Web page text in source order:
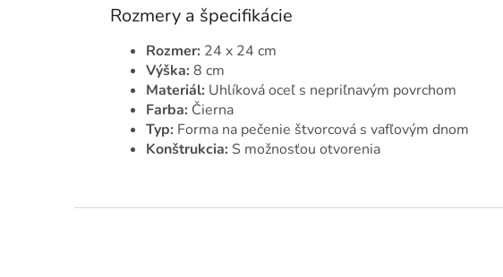
Rozmery a špecifikácie
Rozmer: 24 x 24 cm
Výška: 8 cm
Materiál: Uhlíková oceľ s nepriľnavým povrchom
Farba: Čierna
Typ: Forma na pečenie štvorcová s vafľovým dnom
Konštrukcia: S možnosťou otvorenia